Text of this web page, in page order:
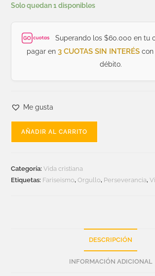
Solo quedan 1 disponibles
Superando los $60.000 en tu
pagar en 3 CUOTAS SIN INTERÉScon
débito.
Me gusta
AÑADIR AL CARRITO
Categoría:Vida cristiana
Etiquetas: Fariseismo,Orgullo, Perseverancia,
DESCRIPCIÓN
INFORMACIÓN ADICIONAL